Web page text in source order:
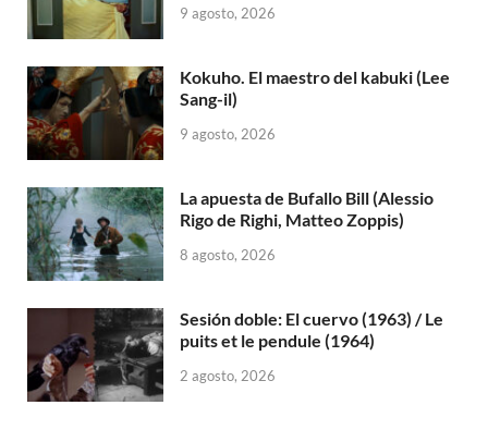
9 agosto, 2026
Kokuho. El maestro del kabuki (Lee
Sang-il)
9 agosto, 2026
La apuesta de Bufallo Bill (Alessio
Rigo de Righi, Matteo Zoppis)
8 agosto, 2026
Sesión doble: El cuervo (1963) / Le
puits et le pendule (1964)
2 agosto, 2026